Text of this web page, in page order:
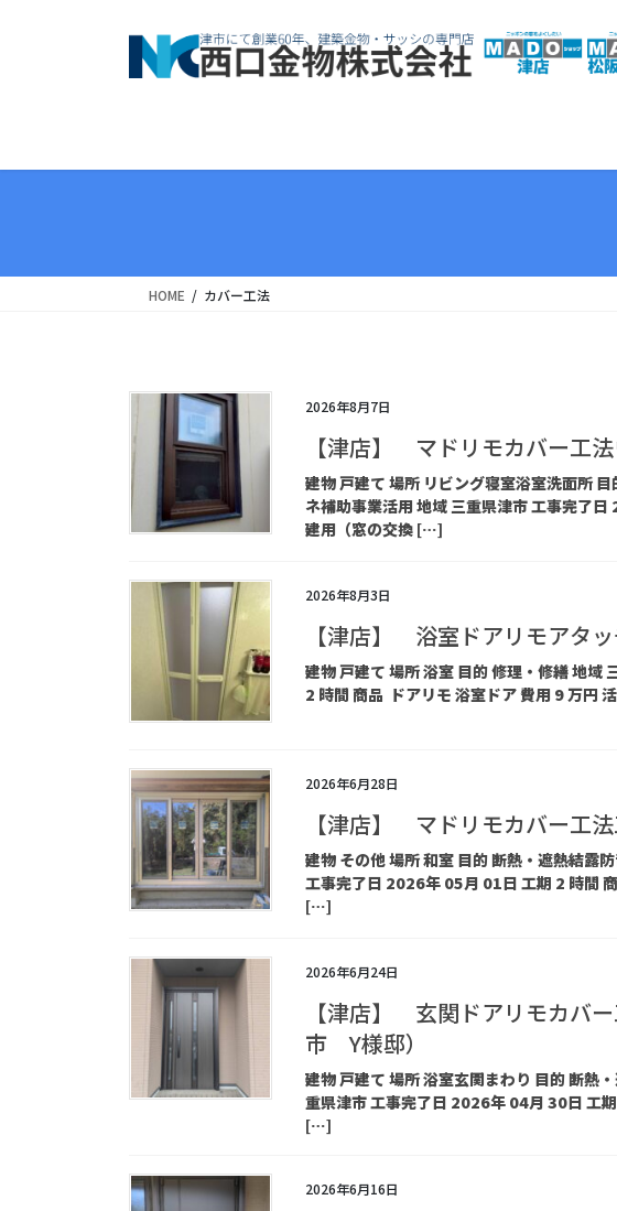
ス
ン
HOME カバー工法
2026年8月7日
【津店】 マドリモカバー工
建物 戸建て 場所 リビング寝室浴室洗面所
ネ補助事業活用 地域 三重県津市 工事完了
建用（窓の交換 […]
2026年8月3日
【津店】 浴室ドアリモアタ
建物 戸建て 場所 浴室 目的 修理・修繕 地
2 時間 商品 ドアリモ 浴室ドア 費用 9 万円
2026年6月28日
【津店】 マドリモカバー工
建物 その他 場所 和室 目的 断熱・遮熱結露
工事完了日 2026年 05月 01日 工期 2 時間
[…]
2026年6月24日
【津店】 玄関ドアリモカバ
市 Y様邸）
建物 戸建て 場所 浴室玄関まわり 目的 断熱
重県津市 工事完了日 2026年 04月 30日 工
[…]
2026年6月16日